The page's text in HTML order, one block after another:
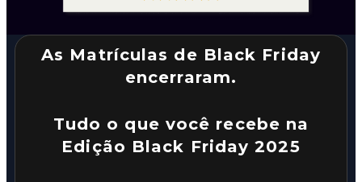
As Matrículas de Black Friday
encerraram.
Tudo o que você recebe na
Edição Black Friday 2025